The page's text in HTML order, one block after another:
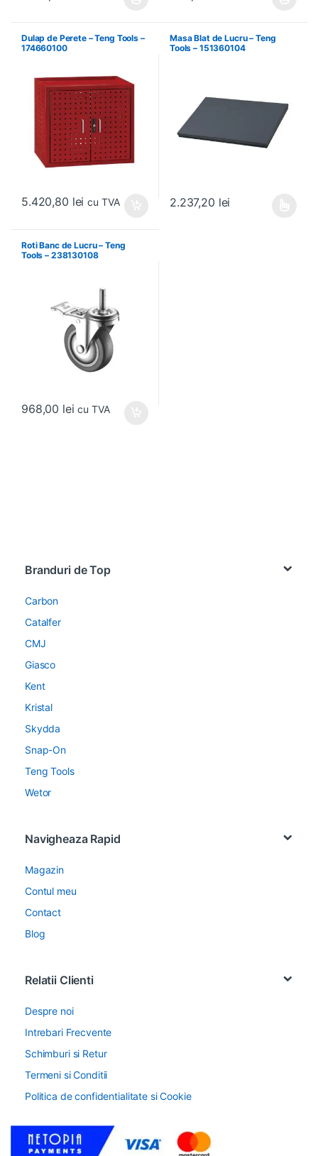
Dulap de Perete – Teng Tools –
174660100
5.420,80 lei cu TVA
Masa Blat de Lucru – Teng
Tools – 151360104
2.237,20 lei
Roti Banc de Lucru – Teng
Tools – 238130108
968,00 lei cu TVA
Branduri de Top
Carbon
Catalfer
CMJ
Giasco
Kent
Kristal
Skydda
Snap-On
Teng Tools
Wetor
Navigheaza Rapid
Magazin
Contul meu
Contact
Blog
Relatii Clienti
Despre noi
Intrebari Frecvente
Schimburi si Retur
Termeni si Conditii
Politica de confidentialitate si Cookie